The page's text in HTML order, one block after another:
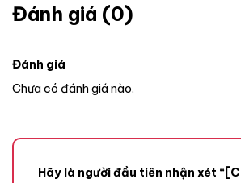
Đánh giá (0)
Đánh giá
Chưa có đánh giá nào.
Hãy là người đầu tiên nhận xét